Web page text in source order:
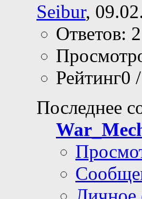
Seibur,
Ответов: 2
Рейтинг0
Последнее